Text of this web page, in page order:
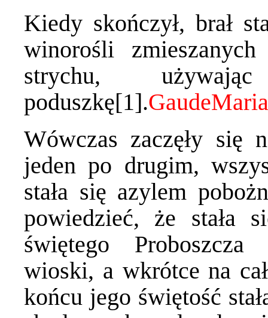
Kiedy skończył, brał
winorośli
strychu,
poduszkę[1].
Wówczas zaczęły się
jeden po drugim,
stała się azylem
powiedzieć, że stała
świętego Proboszcza
wioski, a wkrótce na
końcu jego świętość